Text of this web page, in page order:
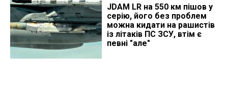
JDAM LR на 550 км пішов у
серію, його без проблем
можна кидати на рашистів
із літаків ПС ЗСУ, втім є
певні "але"